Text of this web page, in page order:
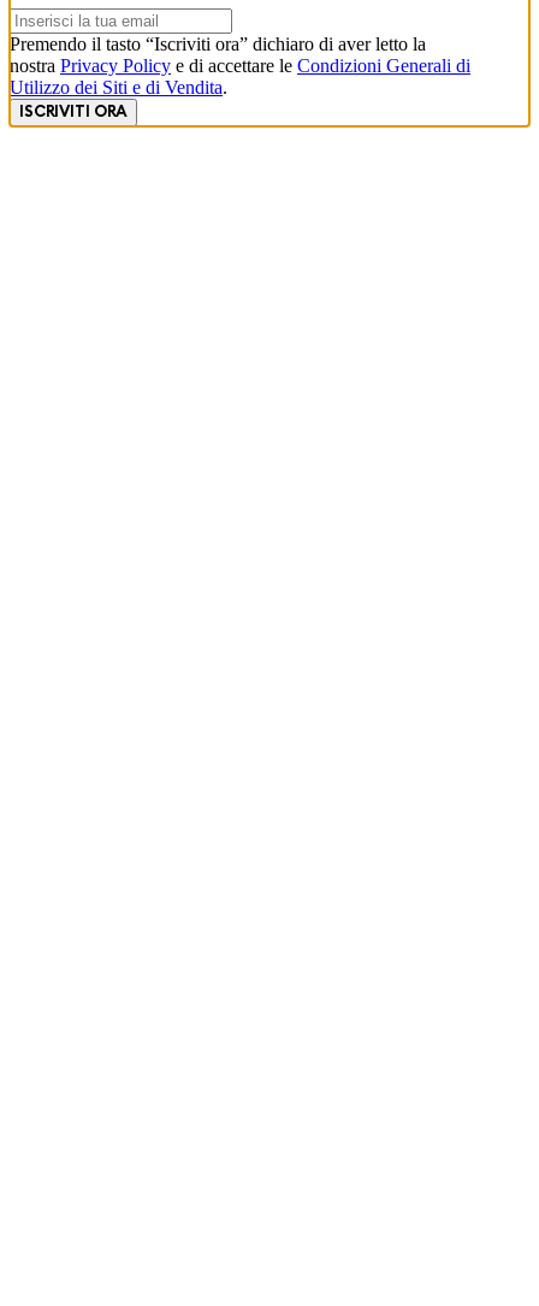
Premendo il tasto “Iscriviti ora” dichiaro di aver letto la
nostra Privacy Policy e di accettare le Condizioni Generali di
Utilizzo dei Siti e di Vendita.
ISCRIVITI ORA